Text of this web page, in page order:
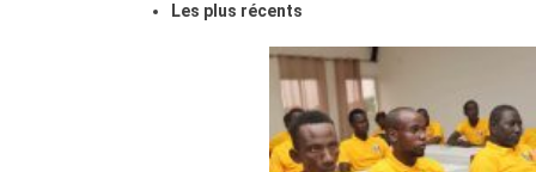
Les plus récents